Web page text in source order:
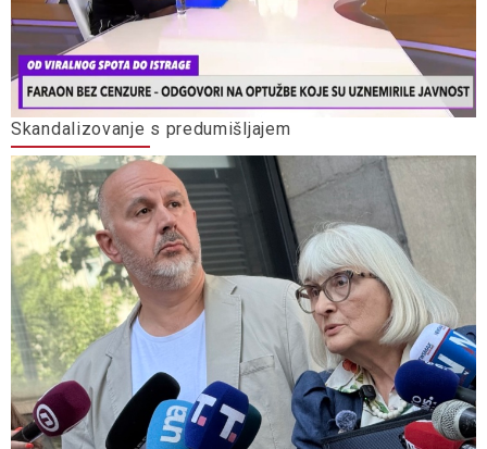
Skandalizovanje s predumišljajem